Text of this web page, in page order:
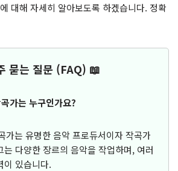
대해 자세히 알아보도록 하겠습니다. 정확
묻는 질문 (FAQ) 📖
가는 누구인가요?
가는 유명한 음악 프로듀서이자 작곡가
는 다양한 장르의 음악을 작업하며, 여러
이 있습니다.